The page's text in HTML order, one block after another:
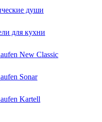
души
для кухни
New Classic
Sonar
Kartell